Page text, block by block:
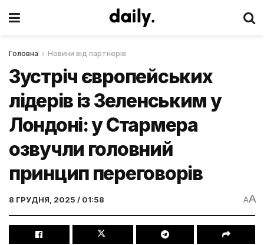
Головна Новини від партнерів
Зустріч європейських
лідерів із Зеленським у
Лондоні: у Стармера
озвучли головний
принцип переговорів
8 ГРУДНЯ, 2025 / 01:58 AA